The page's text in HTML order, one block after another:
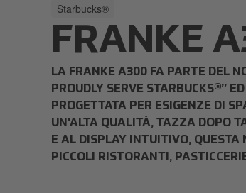
Starbucks®
FRANKE
LA FRANKE A300 FA PARTE DEL
PROUDLY SERVE STARBUCKS®”
PROGETTATA PER ESIGENZE DI
UN'ALTA QUALITÀ, TAZZA DOPO
E AL DISPLAY INTUITIVO, QUESTA
PICCOLI RISTORANTI,